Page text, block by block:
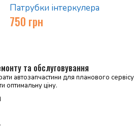
Патрубки інтеркулера
750 грн
та обслуговування
автозапчастини для планового
оптимальну ціну.